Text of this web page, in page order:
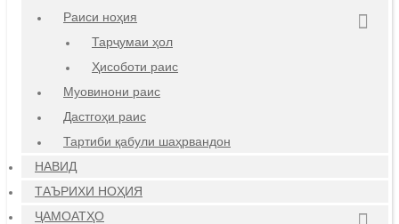
Раиси ноҳия
Тарҷумаи ҳол
Ҳисоботи раис
Муовинони раис
Дастгоҳи раис
Тартиби қабули шаҳрвандон
НАВИД
ТАЪРИХИ НОҲИЯ
ҶАМОАТҲО